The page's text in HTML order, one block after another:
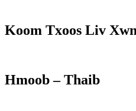
Koom Txoos Liv
Hmoob – Thaib